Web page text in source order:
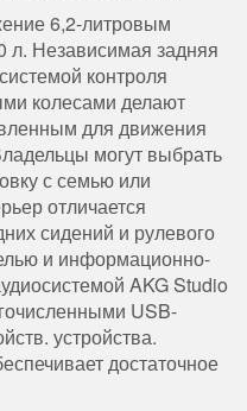
6,2-литровым
л. Независимая задняя
контроля
колесами делают
для движения
могут выбрать
с семью или
отличается
сидений и рулевого
и информационно-
AKG Studio
USB-
устройства.
достаточное